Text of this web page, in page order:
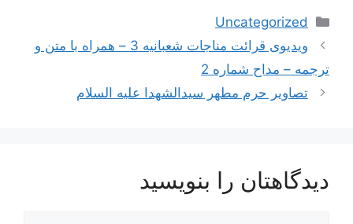
دسته‌ها
Uncategorized
ناوبری
ویدیوی قرائت مناجات شعبانیه 3 – همراه با متن و
ترجمه – مداح شماره 2
تصاویر حرم مطهر سیدالشهدا علیه السلام
دیدگاهتان را بنویسید